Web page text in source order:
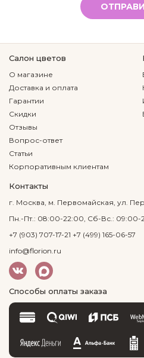
Салон цветов
О магазине
Доставка и оплата
Гарантии
Скидки
Отзывы
Вопрос-ответ
Статьи
Корпоративным клиентам
Контакты
г. Москва, м. Первомайская, ул.
Пн.-Пт.: 08:00-22:00, Сб-Вс.: 09:00-
+7 (903) 707-17-21 +7 (499) 165-06-57
info@florion.ru
Способы оплаты заказа